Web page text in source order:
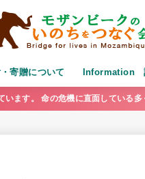
寄贈について Information
ます。 命の危機に直面している